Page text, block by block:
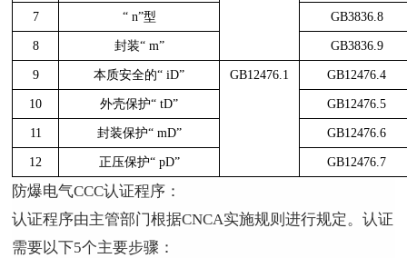
7 “ n”型 GB3836.8
8 封装“ m” GB3836.9
9 本质安全的“ iD” GB12476.1 GB12476.4
10 外壳保护“ tD” GB12476.5
11 封装保护“ mD” GB12476.6
12 正压保护“ pD” GB12476.7
防爆电气CCC认证程序：
认证程序由主管部门根据CNCA实施规则进行规定。认证
需要以下5个主要步骤：